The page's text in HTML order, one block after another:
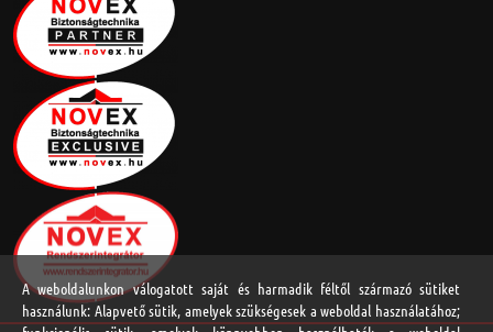
A weboldalunkon válogatott saját és harmadik féltől származó sütiket
használunk: Alapvető sütik, amelyek szükségesek a weboldal használatához;